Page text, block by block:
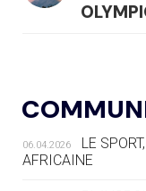
«
04.08
06.04.2026
LE
AFRICAINE